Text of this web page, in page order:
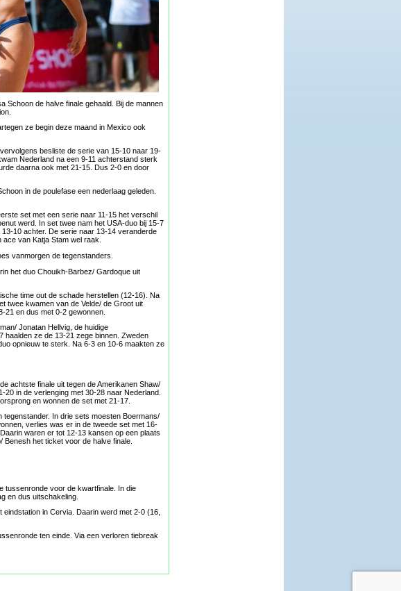
Schoon de halve finale gehaald. Bij de mannen
ze begin deze maand in Mexico ook
besliste de serie van 15-10 naar 19-
Nederland na een 9-11 achterstand sterk
daarna ook met 21-15. Dus 2-0 en door
in de poulefase een nederlaag geleden.
set met een serie naar 11-15 het verschil
werd. In set twee nam het USA-duo bij 15-7
10 achter. De serie naar 13-14 veranderde
van Katja Stam wel raak.
vanmorgen de tegenstanders.
het duo Chouikh-Barbez/ Gardoque uit
time out de schade herstellen (12-16). Na
twee kwamen van de Velde/ de Groot uit
21 en dus met 0-2 gewonnen.
Jonatan Hellvig, de huidige
haalden ze de 13-21 zege binnen. Zweden
opnieuw te sterk. Na 6-3 en 10-6 maakten ze
achtste finale uit tegen de Amerikanen Shaw/
in de verlenging met 30-28 naar Nederland.
en wonnen de set met 21-17.
tegenstander. In drie sets moesten Boermans/
verlies was er in de tweede set met 16-
waren er tot 12-13 kansen op een plaats
het ticket voor de halve finale.
tussenronde voor de kwartfinale. In die
en dus uitschakeling.
in Cervia. Daarin werd met 2-0 (16,
ten einde. Via een verloren tiebreak